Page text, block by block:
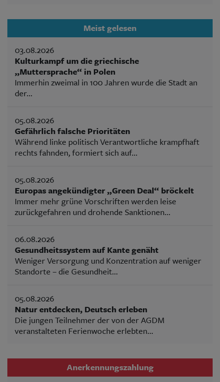
Meist gelesen
03.08.2026
Kulturkampf um die griechische
„Muttersprache“ in Polen
Immerhin zweimal in 100 Jahren wurde die Stadt an
der...
05.08.2026
Gefährlich falsche Prioritäten
Während linke politisch Verantwortliche krampfhaft
rechts fahnden, formiert sich auf...
05.08.2026
Europas angekündigter „Green Deal“ bröckelt
Immer mehr grüne Vorschriften werden leise
zurückgefahren und drohende Sanktionen...
06.08.2026
Gesundheitssystem auf Kante genäht
Weniger Versorgung und Konzentration auf weniger
Standorte – die Gesundheit...
05.08.2026
Natur entdecken, Deutsch erleben
Die jungen Teilnehmer der von der AGDM
veranstalteten Ferienwoche erlebten...
Anerkennungszahlung